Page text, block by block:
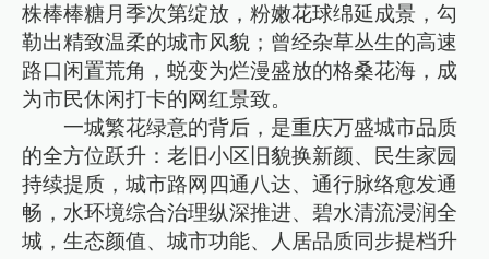
株棒棒糖月季次第绽放，粉嫩花球绵延成景，勾
勒出精致温柔的城市风貌；曾经杂草丛生的高速
路口闲置荒角，蜕变为烂漫盛放的格桑花海，成
为市民休闲打卡的网红景致。
一城繁花绿意的背后，是重庆万盛城市品质
的全方位跃升：老旧小区旧貌换新颜、民生家园
持续提质，城市路网四通八达、通行脉络愈发通
畅，水环境综合治理纵深推进、碧水清流浸润全
城，生态颜值、城市功能、人居品质同步提档升